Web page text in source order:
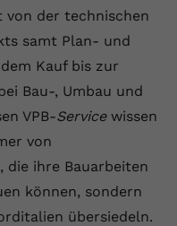
von der technischen
samt Plan- und
Kauf bis zur
Bau-, Umbau und
VPB-Servicewissen
von
die ihre Bauarbeiten
können, sondern
übersiedeln.